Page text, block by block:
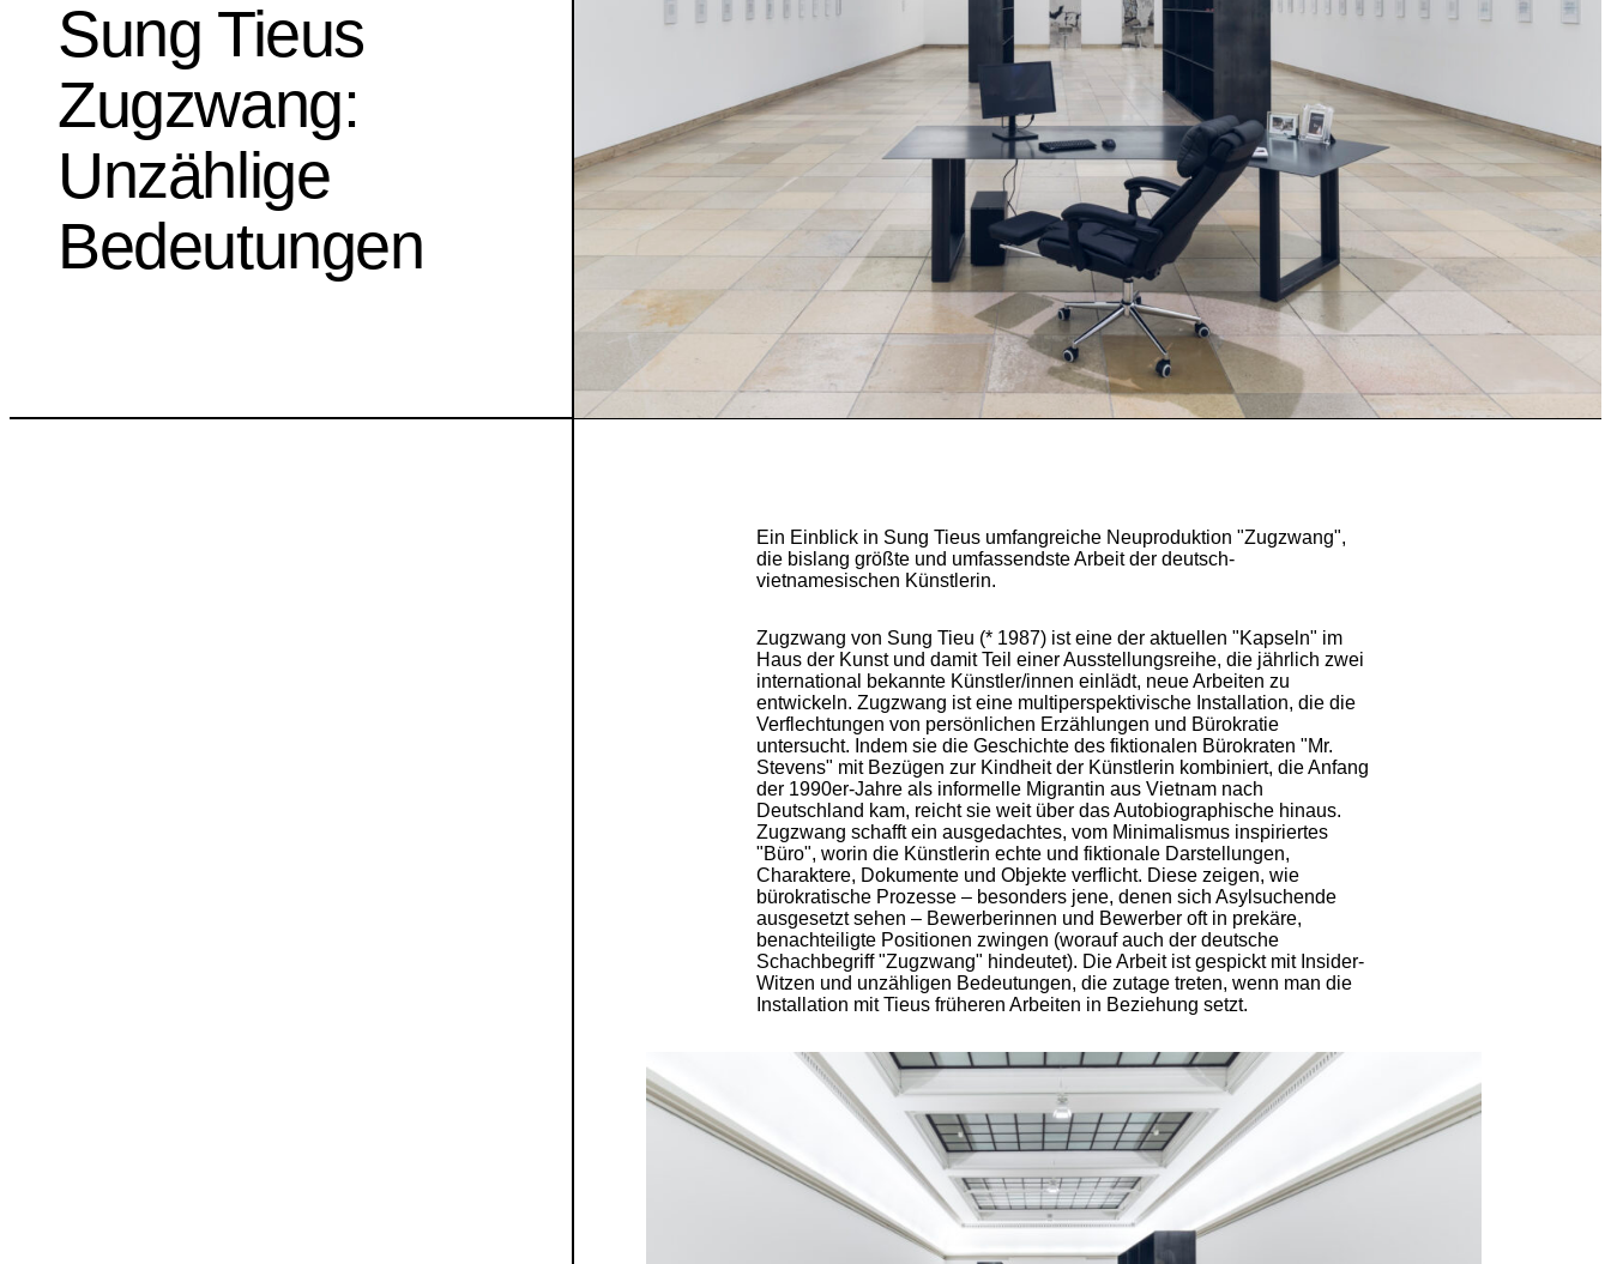
Sung Tieus
Zugzwang:
Unzählige
Bedeutungen
Ein Einblick in Sung Tieus umfangreiche Neuproduktion "Zugzwang",
die bislang größte und umfassendste Arbeit der deutsch-
vietnamesischen Künstlerin.
Zugzwang von Sung Tieu (* 1987) ist eine der aktuellen "Kapseln" im
Haus der Kunst und damit Teil einer Ausstellungsreihe, die jährlich zwei
international bekannte Künstler/innen einlädt, neue Arbeiten zu
entwickeln. Zugzwang ist eine multiperspektivische Installation, die die
Verflechtungen von persönlichen Erzählungen und Bürokratie
untersucht. Indem sie die Geschichte des fiktionalen Bürokraten "Mr.
Stevens" mit Bezügen zur Kindheit der Künstlerin kombiniert, die Anfang
der 1990er-Jahre als informelle Migrantin aus Vietnam nach
Deutschland kam, reicht sie weit über das Autobiographische hinaus.
Zugzwang schafft ein ausgedachtes, vom Minimalismus inspiriertes
"Büro", worin die Künstlerin echte und fiktionale Darstellungen,
Charaktere, Dokumente und Objekte verflicht. Diese zeigen, wie
bürokratische Prozesse – besonders jene, denen sich Asylsuchende
ausgesetzt sehen – Bewerberinnen und Bewerber oft in prekäre,
benachteiligte Positionen zwingen (worauf auch der deutsche
Schachbegriff "Zugzwang" hindeutet). Die Arbeit ist gespickt mit Insider-
Witzen und unzähligen Bedeutungen, die zutage treten, wenn man die
Installation mit Tieus früheren Arbeiten in Beziehung setzt.